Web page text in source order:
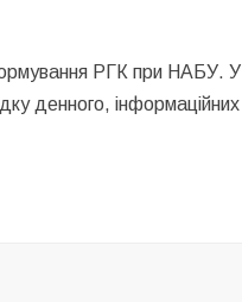
РГК при НАБУ. У
денного, інформаційних